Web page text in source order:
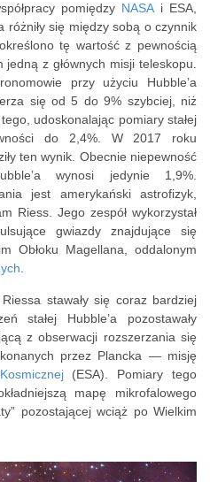
pomiędzy NASAi ESA,
różniły się między sobą o czynnik
tę wartość z pewnością
z głównych misji teleskopu.
przy użyciu Hubble’a
się od 5 do 9% szybciej, niż
udoskonalając pomiary stałej
do 2,4%. W 2017 roku
ten wynik. Obecnie niepewność
wynosi jedynie 1,9%.
jest amerykański astrofizyk,
Riess. Jego zespół wykorzystał
gwiazdy znajdujące się
Obłoku Magellana, oddalonym
stawały się coraz bardziej
stałej Hubble’a pozostawały
z obserwacji rozszerzania się
przez Plancka — misję
(ESA). Pomiary tego
mapę mikrofalowego
pozostającej wciąż po Wielkim